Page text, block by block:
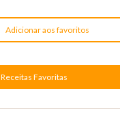
Adicionar aos favoritos
Receitas Favoritas